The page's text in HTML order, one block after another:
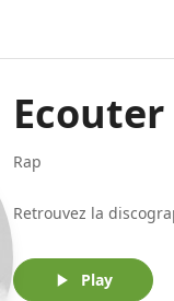
rap
Retrouvez la
Play